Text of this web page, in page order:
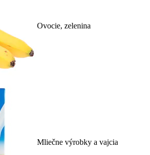
Ovocie, zelenina
Mliečne výrobky a vajcia